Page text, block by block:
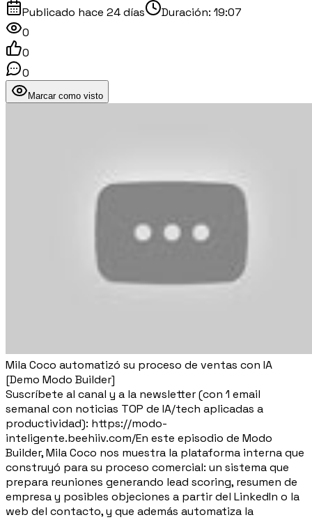
Publicado hace 24 días Duración: 19:07
0
0
0
Marcar como visto
Mila Coco automatizó su proceso de ventas con IA
[Demo Modo Builder]
Suscríbete al canal y a la newsletter (con 1 email
semanal con noticias TOP de IA/tech aplicadas a
productividad): https://modo-
inteligente.beehiiv.com/En este episodio de Modo
Builder, Mila Coco nos muestra la plataforma interna que
construyó para su proceso comercial: un sistema que
prepara reuniones generando lead scoring, resumen de
empresa y posibles objeciones a partir del LinkedIn o la
web del contacto, y que además automatiza la